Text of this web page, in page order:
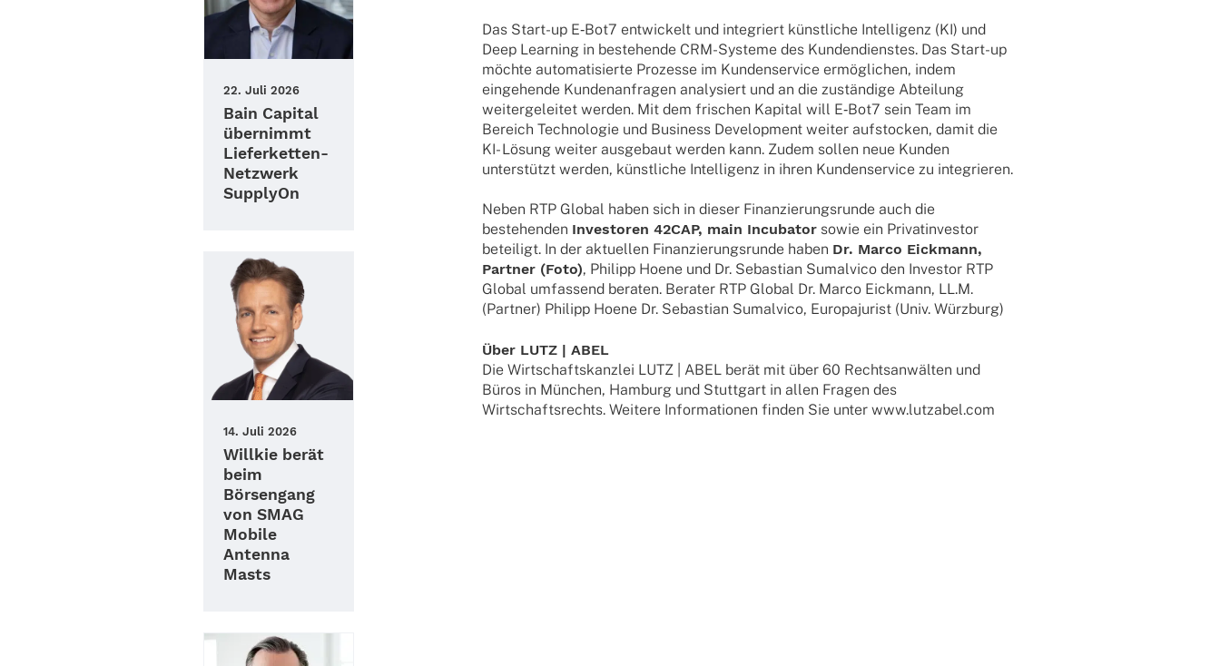
22. Juli 2026
Bain Capital
übernimmt
Lieferketten-
Netzwerk
SupplyOn
14. Juli 2026
Willkie berät
beim
Börsengang
von SMAG
Mobile
Antenna
Masts
Das Start-up E‑Bot7 entwi­ckelt und inte­griert künstliche Intel­li­genz (KI) und
Deep Lear­ning in bestehende CRM-Systeme des Kunden­diens­tes. Das Start-up
möchte auto­ma­ti­sierte Prozesse im Kunden­ser­vice ermöglichen, indem
einge­hende Kunden­an­fra­gen analy­siert und an die zuständige Abtei­lung
weiter­ge­lei­tet werden. Mit dem frischen Kapi­tal will E‑Bot7 sein Team im
Bereich Tech­no­lo­gie und Busi­ness Deve­lo­p­ment weiter aufsto­cken, damit die
KI- Lösung weiter ausge­baut werden kann. Zudem sollen neue Kunden
unterstützt werden, künstliche Intel­li­genz in ihren Kunden­ser­vice zu integrieren.
Neben RTP Global haben sich in dieser Finan­zie­rungs­runde auch die
bestehen­den Inves­to­ren 42CAP, main Incu­ba­torsowie ein Privat­in­ves­tor
betei­ligt. In der aktu­el­len Finan­zie­rungs­runde haben Dr. Marco Eick­mann,
Part­ner (Foto), Phil­ipp Hoene und Dr. Sebas­tian Sumal­vico den Inves­tor RTP
Global umfas­send bera­ten. Bera­ter RTP Global Dr. Marco Eick­mann, LL.M.
(Part­ner) Phil­ipp Hoene Dr. Sebas­tian Sumal­vico, Euro­pa­ju­rist (Univ. Würzburg)
Über LUTZ | ABEL
Die Wirt­schafts­kanz­lei LUTZ | ABEL berät mit über 60 Rechtsanwälten und
Büros in München, Hamburg und Stutt­gart in allen Fragen des
Wirt­schafts­rechts. Weitere Infor­ma­tio­nen finden Sie unter www.lutzabel.com